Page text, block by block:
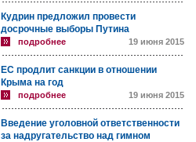
Кудрин предложил провести
досрочные выборы Путина
подробнее 19 июня 2015
ЕС продлит санкции в отношении
Крыма на год
подробнее 19 июня 2015
Введение уголовной ответственности
за надругательство над гимном